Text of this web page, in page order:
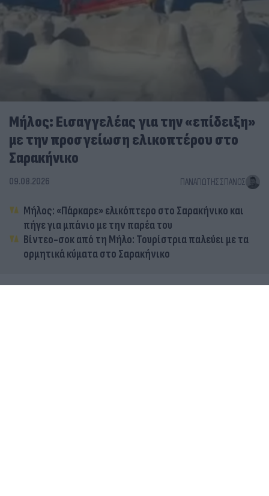
Μήλος: Εισαγγελέας για την «επίδειξη»
με την προσγείωση ελικοπτέρου στο
Σαρακήνικο
09.08.2026 ΠΑΝΑΓΙΏΤΗΣ ΣΠΑΝΌΣ
Μήλος: «Πάρκαρε» ελικόπτερο στο Σαρακήνικο και
πήγε για μπάνιο με την παρέα του
Βίντεο-σοκ από τη Μήλο: Τουρίστρια παλεύει με τα
ορμητικά κύματα στο Σαρακήνικο